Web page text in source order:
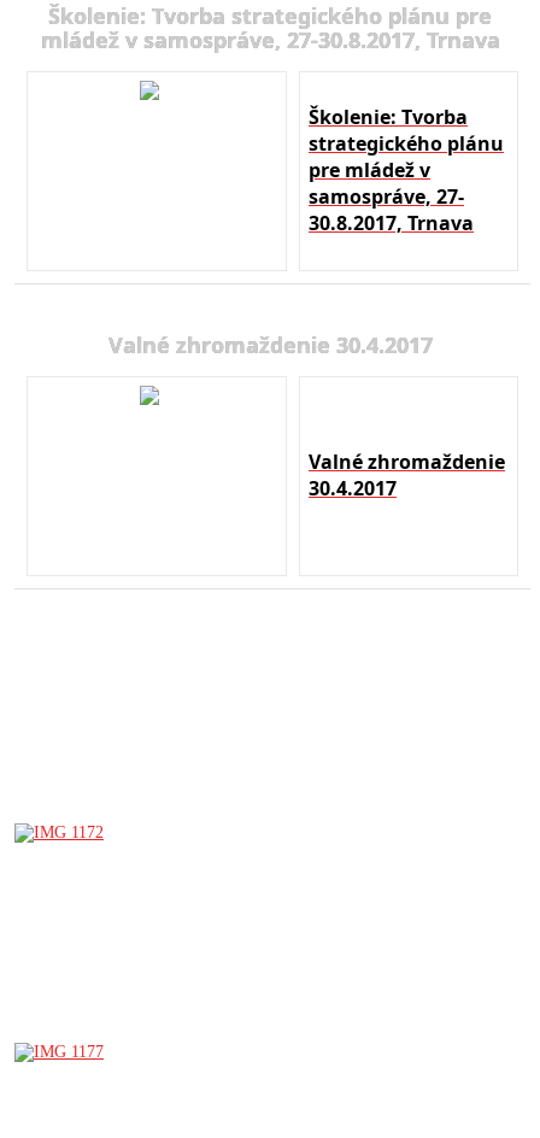
Školenie: Tvorba strategického plánu pre
mládež v samospráve, 27-30.8.2017, Trnava
Školenie: Tvorba
strategického plánu
pre mládež v
samospráve, 27-
30.8.2017, Trnava
Valné zhromaždenie 30.4.2017
Valné zhromaždenie
30.4.2017